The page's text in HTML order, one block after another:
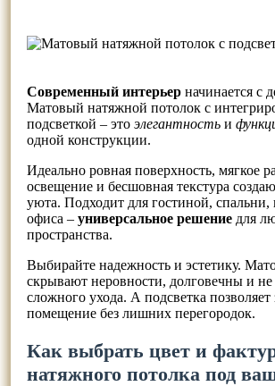
Современный интерьерначинается с
Матовый натяжной потолок с
подсветкой – это элегантностьи
одной конструкции.
Идеально ровная поверхность, мягкое
освещение и бесшовная текстура
уюта. Подходит для гостиной, спальни,
офиса – универсальное решениедля
пространства.
Выбирайте надежность и эстетику.
скрывают неровности, долговечны и не
сложного ухода. А подсветка позволяет
помещение без лишних перегородок.
Как выбрать цвет и
натяжного потолка под